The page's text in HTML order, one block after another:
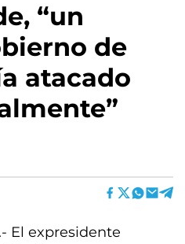
“un
de
atacado
El expresidente